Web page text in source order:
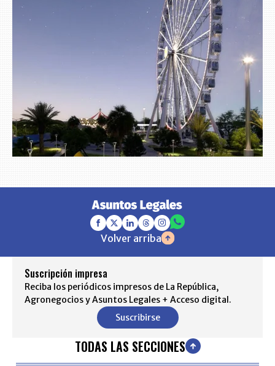
Volver arriba
Suscripción impresa
Reciba los periódicos impresos de La República,
Agronegocios y Asuntos Legales + Acceso digital.
Suscribirse
TODAS LAS SECCIONES